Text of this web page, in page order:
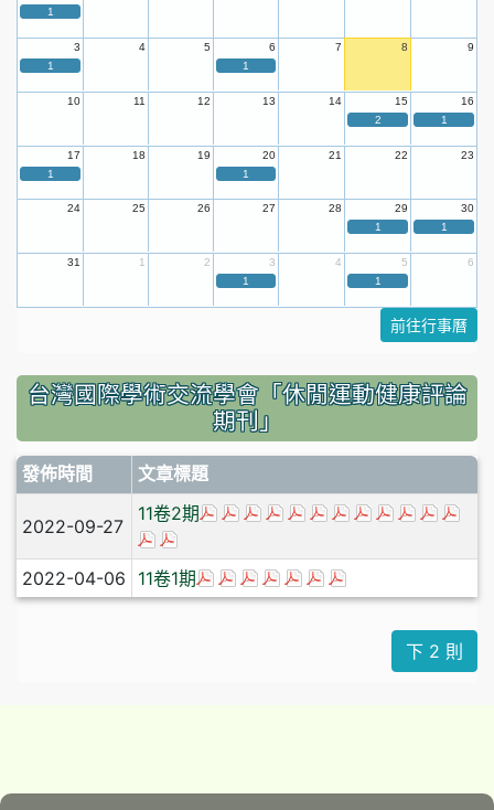
1
3 4 5 6 7 8
9
1
1
10 11 12 13 14 15
16
2
1
17 18 19 20 21 22
23
1
1
24 25 26 27 28 29
30
1
1
31 1 2 3 4 5
6
1
1
前往行事曆
台灣國際學術交流學會「休閒運動健康評論
期刊」
發佈時間 文章標題
2022-09-27
11卷2期 於彈跳視窗觀看：0_休閒運動健
於彈跳視窗觀看：1_休閒運動
於彈跳視窗觀看：2_休閒運
於彈跳視窗觀看：3_休
於彈跳視窗觀看：4_
於彈跳視窗觀看：
於彈跳視窗觀看
於彈跳視窗觀
於彈跳視
於彈跳
於彈
於彈跳視窗觀看：12_休閒運動健康評論-
2022-04-06
11卷1期 於彈跳視窗觀看：0_休閒運動健康
於彈跳視窗觀看：1_休閒運動
於彈跳視窗觀看：2_休閒運
於彈跳視窗觀看：3_休閒
於彈跳視窗觀看：4_
於彈跳視窗觀看：
下 2 則